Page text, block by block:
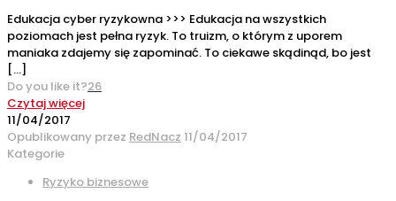
Edukacja cyber ryzykowna >>> Edukacja na wszystkich
poziomach jest pełna ryzyk. To truizm, o którym z uporem
maniaka zdajemy się zapominać. To ciekawe skądinąd, bo jest
[…]
Do you like it?26
Czytaj więcej
11/04/2017
Opublikowany przez RedNacz 11/04/2017
Kategorie
Ryzyko biznesowe